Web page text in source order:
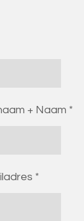
+ Naam *
*